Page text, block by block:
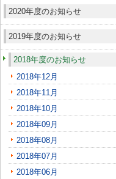
2020年度のお知らせ
2019年度のお知らせ
2018年度のお知らせ
2018年12月
2018年11月
2018年10月
2018年09月
2018年08月
2018年07月
2018年06月